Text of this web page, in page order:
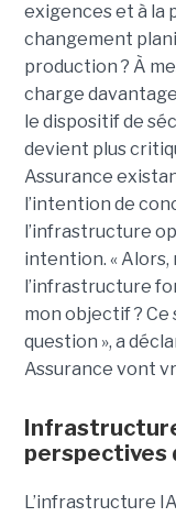
exigences et à la
changement
production ? À
charge
le dispositif de
devient plus
Assurance
l’intention de
l’infrastructure
intention. «
l’infrastructure
mon objectif ?
question », a
Assurance vont
perspectives
L’infrastructure